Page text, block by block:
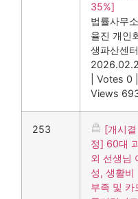
35%]
법률사무소
율진 개인
생파산센터
Votes 0
Views
253
[개시결
정] 60대
외 선생님
성, 생활비
부족 및 카